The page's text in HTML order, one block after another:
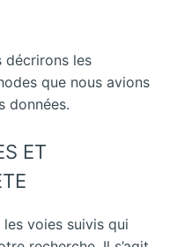
décrirons les
que nous avions
données.
ET
voies suivis qui